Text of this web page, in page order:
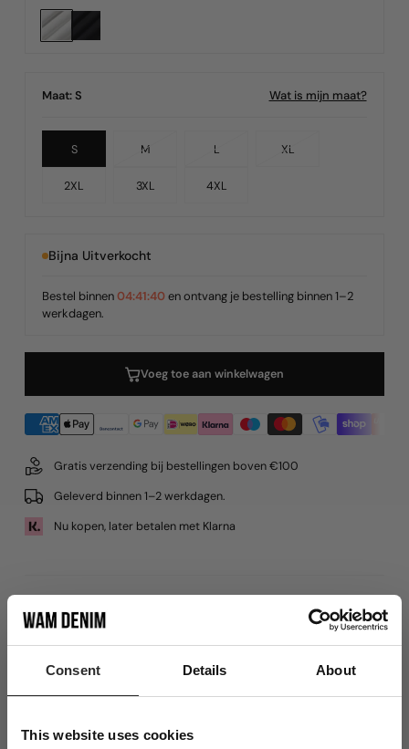
Consent Details About
This website uses cookies
Maat:S Wat is mijn maat?
S MVariant
Uitverkocht
Niet
Beschikbaar
L
Uitverkocht
Beschikbaar
XL
Beschikbaar
2XL 3XL 4XL
Bijna Uitverkocht
Bestel binnen04:41:40en ontvang je bestelling binnen 1–2
werkdagen.
Voeg toe aan winkelwagen
Gratis verzending bij bestellingen boven €100
Geleverd binnen 1–2 werkdagen.
Nu kopen, later betalen met Klarna